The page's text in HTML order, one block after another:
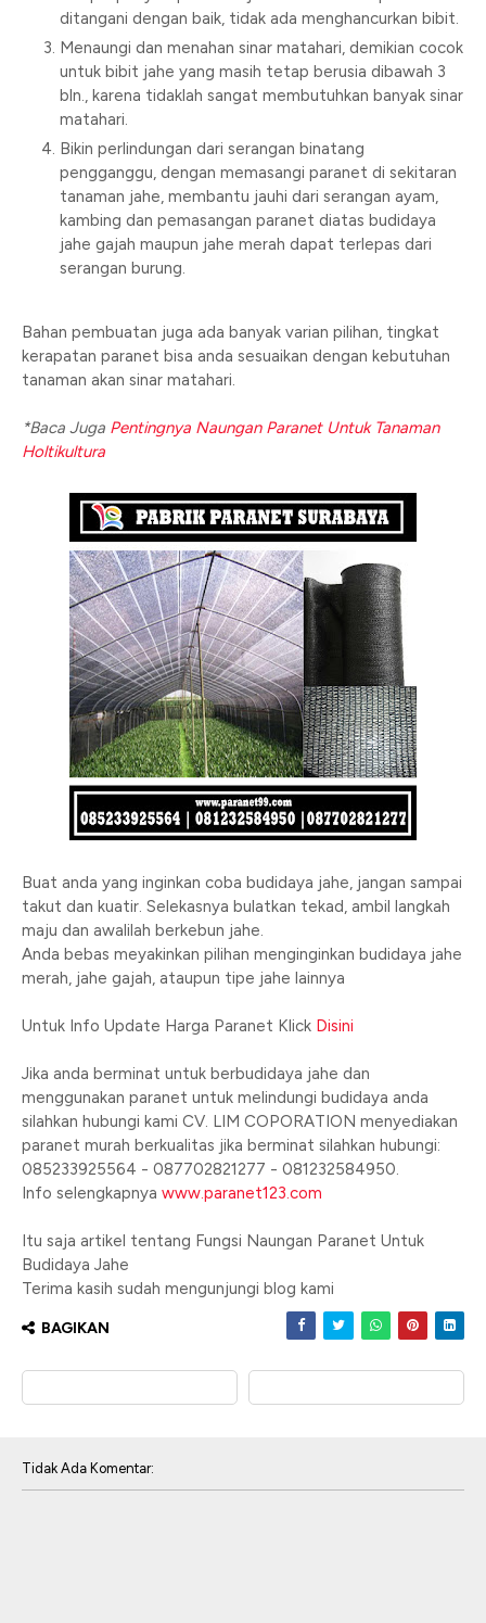
ditangani dengan baik, tidak ada menghancurkan bibit.
Menaungi dan menahan sinar matahari, demikian cocok
untuk bibit jahe yang masih tetap berusia dibawah 3
bln., karena tidaklah sangat membutuhkan banyak sinar
matahari.
Bikin perlindungan dari serangan binatang
pengganggu, dengan memasangi paranet di sekitaran
tanaman jahe, membantu jauhi dari serangan ayam,
kambing dan pemasangan paranet diatas budidaya
jahe gajah maupun jahe merah dapat terlepas dari
serangan burung.
Bahan pembuatan juga ada banyak varian pilihan, tingkat
kerapatan paranet bisa anda sesuaikan dengan kebutuhan
tanaman akan sinar matahari.
*Baca Juga Pentingnya Naungan Paranet Untuk Tanaman
Holtikultura
Buat anda yang inginkan coba budidaya jahe, jangan sampai
takut dan kuatir. Selekasnya bulatkan tekad, ambil langkah
maju dan awalilah berkebun jahe.
Anda bebas meyakinkan pilihan menginginkan budidaya jahe
merah, jahe gajah, ataupun tipe jahe lainnya
Untuk Info Update Harga Paranet Klick Disini
Jika anda berminat untuk berbudidaya jahe dan
menggunakan paranet untuk melindungi budidaya anda
silahkan hubungi kami CV. LIM COPORATION menyediakan
paranet murah berkualitas jika berminat silahkan hubungi:
085233925564 - 087702821277 - 081232584950.
Info selengkapnya www.paranet123.com
Itu saja artikel tentang Fungsi Naungan Paranet Untuk
Budidaya Jahe
Terima kasih sudah mengunjungi blog kami
BAGIKAN
Tidak Ada Komentar: